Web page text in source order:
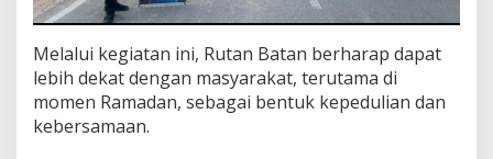
Melalui kegiatan ini, Rutan Batan berharap dapat
lebih dekat dengan masyarakat, terutama di
momen Ramadan, sebagai bentuk kepedulian dan
kebersamaan.